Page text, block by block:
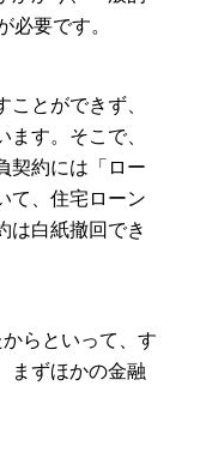
必要です。
とができず、
す。そこで、
契約には「ロー
て、住宅ローン
は白紙撤回でき
らといって、す
まずほかの金融